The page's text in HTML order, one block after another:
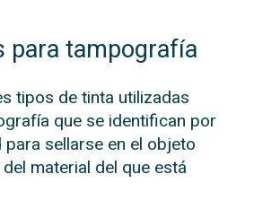
para tampografía
tipos de tinta utilizadas
que se identifican por
sellarse en el objeto
material del que está